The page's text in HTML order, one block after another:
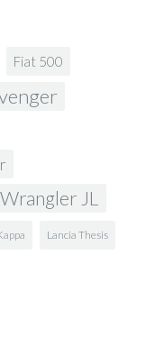
Fiat 500
JL
Lancia Thesis